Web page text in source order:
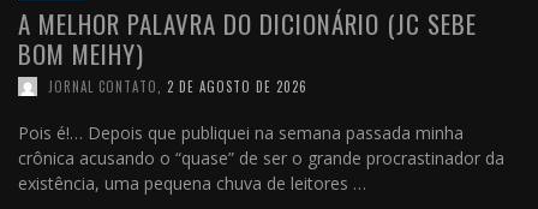
A MELHOR PALAVRA DO DICIONÁRIO (JC SEBE
BOM MEIHY)
JORNAL CONTATO 2 DE AGOSTO DE 2026
Pois é!… Depois que publiquei na semana passada minha
crônica acusando o “quase” de ser o grande procrastinador da
existência, uma pequena chuva de leitores …